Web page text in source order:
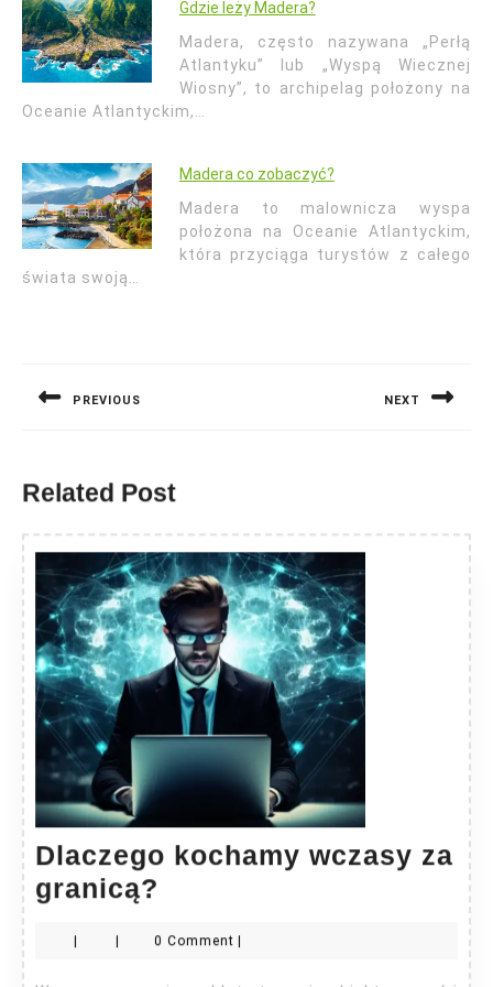
Gdzie leży Madera?
Madera, często nazywana „Perłą
Atlantyku” lub „Wyspą Wiecznej
Wiosny”, to archipelag położony na
Oceanie Atlantyckim,…
Madera co zobaczyć?
Madera to malownicza wyspa
położona na Oceanie Atlantyckim,
która przyciąga turystów z całego
świata swoją…
PREVIOUS NEXT
Related Post
Dlaczego kochamy wczasy za
granicą?
wczasy
| | 0 Comment |